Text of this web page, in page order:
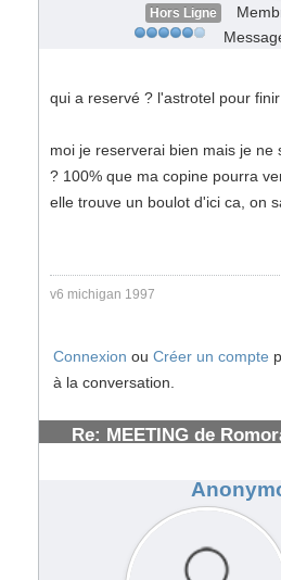
Hors Ligne
qui a reservé ? l'astrotel pour
moi je reserverai bien mais je ne
? 100% que ma copine pourra
elle trouve un boulot d'ici ca, on
v6 michigan 1997
Connexion ou Créer un compte
à la conversation.
Re: MEETING de